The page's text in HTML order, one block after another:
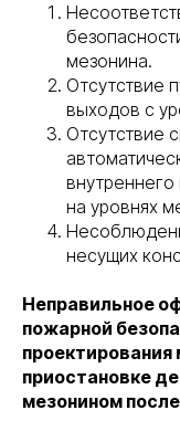
мезонина.
Отсутствие
выходов с
Отсутствие
на уровнях
несущих
Неправильное
пожарной
приостановке
мезонином